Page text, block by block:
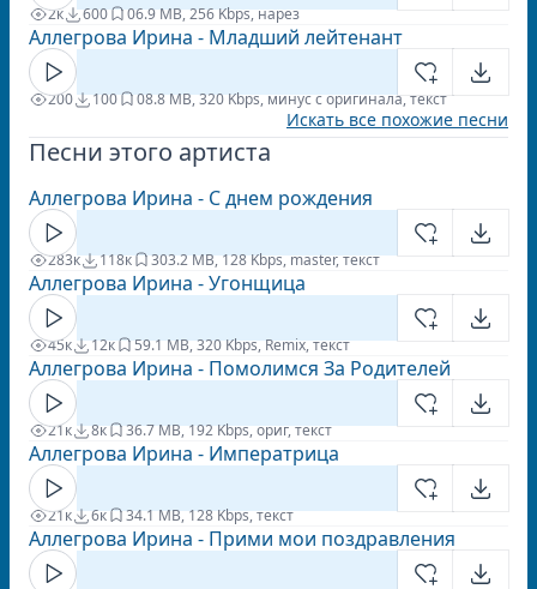
2к 600 06.9 MB, 256 Kbps, нарез
Аллегрова Ирина - Младший лейтенант
200 100 08.8 MB, 320 Kbps, минус с оригинала, текст
Искать все похожие песни
Песни этого артиста
Аллегрова Ирина - С днем рождения
283к 118к 303.2 MB, 128 Kbps, master, текст
Аллегрова Ирина - Угонщица
45к 12к 59.1 MB, 320 Kbps, Remix, текст
Аллегрова Ирина - Помолимся За Родителей
21к 8к 36.7 MB, 192 Kbps, ориг, текст
Аллегрова Ирина - Императрица
21к 6к 34.1 MB, 128 Kbps, текст
Аллегрова Ирина - Прими мои поздравления